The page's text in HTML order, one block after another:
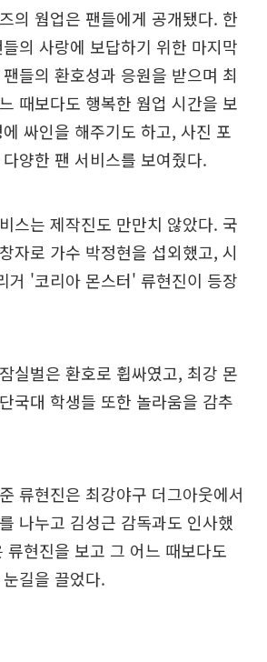
의 웜업은 팬들에게 공개됐다. 한
의 사랑에 보답하기 위한 마지막
들의 환호성과 응원을 받으며 최
때보다도 행복한 웜업 시간을 보
싸인을 해주기도 하고, 사진 포
양한 팬 서비스를 보여줬다.
스는 제작진도 만만치 않았다. 국
자로 가수 박정현을 섭외했고, 시
거 '코리아 몬스터' 류현진이 등장
실벌은 환호로 휩싸였고, 최강 몬
국대 학생들 또한 놀라움을 감추
류현진은 최강야구 더그아웃에서
나누고 김성근 감독과도 인사했
류현진을 보고 그 어느 때보다도
길을 끌었다.